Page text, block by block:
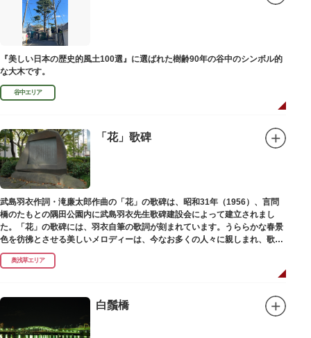
『美しい日本の歴史的風土100選』に選ばれた樹齢90年の谷中のシンボル的
な大木です。
谷中エリア
「花」歌碑
武島羽衣作詞・滝廉太郎作曲の「花」の歌碑は、昭和31年（1956）、言問
橋のたもとの隅田公園内に武島羽衣先生歌碑建設会によって建立されまし
た。「花」の歌碑には、羽衣自筆の歌詞が刻まれています。うららかな春景
色を彷彿とさせる美しいメロディーは、今なお多くの人々に親しまれ、歌い
つがれています。
奥浅草エリア
白鬚橋